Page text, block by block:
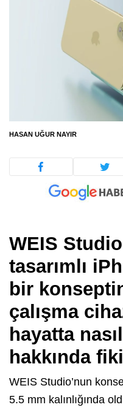
HASAN UĞUR NAYIR
WEIS
tasarımlı
bir
çalışma
hayatta
hakkında
WEIS Studio’nun
5.5 mm kalınlığında